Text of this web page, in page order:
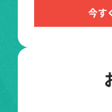
今す